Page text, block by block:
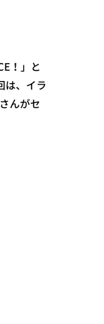
！」と
は、イラ
んがセ